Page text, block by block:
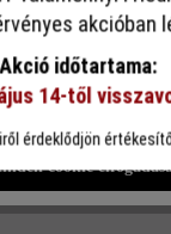
kat használ, hogy a
kínálja Önnek...
Csak funkcionális
cookie
akcióban
Akció időtartama:
14-től
érdeklődjön